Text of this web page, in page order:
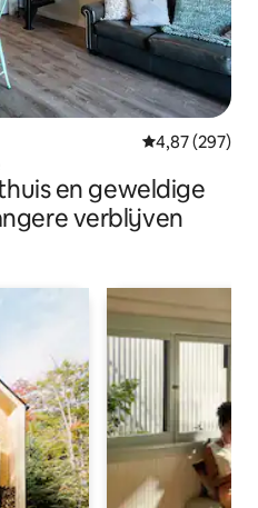
Gemiddelde
4,87 (297)
en geweldige
verblijven